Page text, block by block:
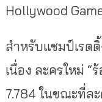
Hollywood
สำหรับแชมป์เรต
เนื่อง ละครใหม่ “
7.784 ในขณะที่ล